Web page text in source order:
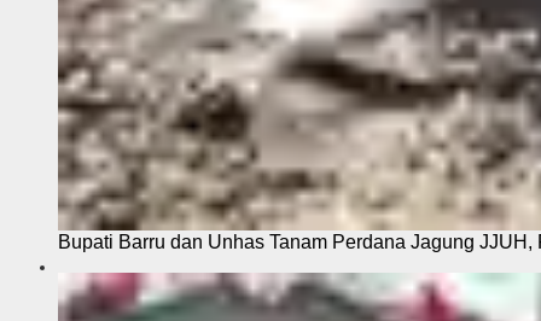
Bupati Barru dan Unhas Tanam Perdana Jagung